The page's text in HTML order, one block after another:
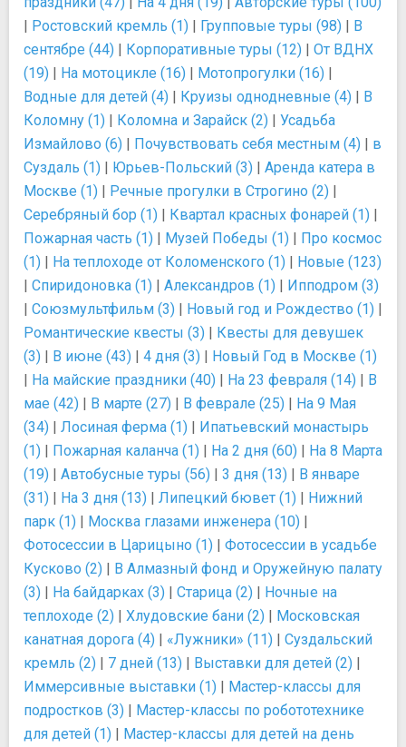
| Ростовский кремль (1) | Групповые туры (98) | В
сентябре (44) | Корпоративные туры (12) | От ВДНХ
(19) | На мотоцикле (16) | Мотопрогулки (16) |
Водные для детей (4) | Круизы однодневные (4) | В
Коломну (1) | Коломна и Зарайск (2) | Усадьба
Измайлово (6) | Почувствовать себя местным (4) | в
Суздаль (1) | Юрьев-Польский (3) | Аренда катера в
Москве (1) | Речные прогулки в Строгино (2) |
Серебряный бор (1) | Квартал красных фонарей (1) |
Пожарная часть (1) | Музей Победы (1) | Про космос
(1) | На теплоходе от Коломенского (1) | Новые (123)
| Спиридоновка (1) | Александров (1) | Ипподром (3)
| Союзмультфильм (3) | Новый год и Рождество (1) |
Романтические квесты (3) | Квесты для девушек
(3) | В июне (43) | 4 дня (3) | Новый Год в Москве (1)
| На майские праздники (40) | На 23 февраля (14) | В
мае (42) | В марте (27) | В феврале (25) | На 9 Мая
(34) | Лосиная ферма (1) | Ипатьевский монастырь
(1) | Пожарная каланча (1) | На 2 дня (60) | На 8 Марта
(19) | Автобусные туры (56) | 3 дня (13) | В январе
(31) | На 3 дня (13) | Липецкий бювет (1) | Нижний
парк (1) | Москва глазами инженера (10) |
Фотосессии в Царицыно (1) | Фотосессии в усадьбе
Кусково (2) | В Алмазный фонд и Оружейную палату
(3) | На байдарках (3) | Старица (2) | Ночные на
теплоходе (2) | Хлудовские бани (2) | Московская
канатная дорога (4) | «Лужники» (11) | Суздальский
кремль (2) | 7 дней (13) | Выставки для детей (2) |
Иммерсивные выставки (1) | Мастер-классы для
подростков (3) | Мастер-классы по робототехнике
для детей (1) | Мастер-классы для детей на день